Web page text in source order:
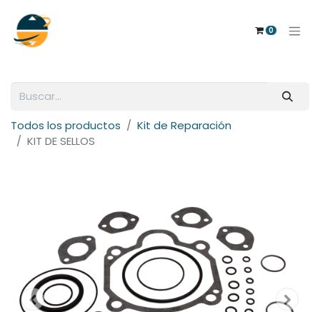
0
Todos los productos
Kit de Reparación
KIT DE SELLOS